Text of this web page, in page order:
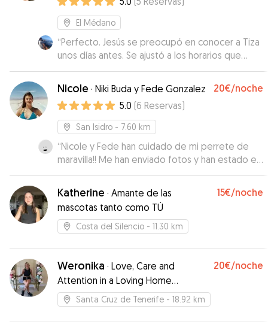
El Médano
“Perfecto. Jesús se preocupó en conocer a Tiza
unos días antes. Se ajustó a los horarios que
habíamos acordado y la perrina vino muy
contenta. Creo que hasta salieron a correr que
eso a ella le encanta. Sin duda volvería a contar
con Jesús.”
Nicole · Niki Buda y Fede Gonzalez 20€/noche
5.0 (6 Reservas)
San Isidro - 7.60 km
“Nicole y Fede han cuidado de mi perrete de
maravilla!! Me han enviado fotos y han estado en
contacto conmigo durante todo el día para mi
tranquilidad… son muy cariñosos y se nota que
disfrutan cuidando de ellos… muchas gracias
chicos!! Repetiremos seguro!🤗
Katherine · Amante de las
mascotas tanto como TÚ
15€/noche
Costa del Silencio - 11.30 km
Weronika · Love, Care and
Attention in a Loving Home
Environment
20€/noche
Santa Cruz de Tenerife - 18.92 km